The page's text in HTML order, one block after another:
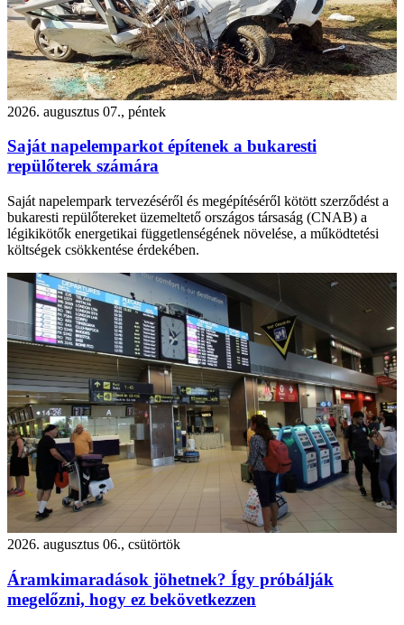
2026. augusztus 07., péntek
Saját napelemparkot építenek a bukaresti
repülőterek számára
Saját napelempark tervezéséről és megépítéséről kötött szerződést a
bukaresti repülőtereket üzemeltető országos társaság (CNAB) a
légikikötők energetikai függetlenségének növelése, a működtetési
költségek csökkentése érdekében.
2026. augusztus 06., csütörtök
Áramkimaradások jöhetnek? Így próbálják
megelőzni, hogy ez bekövetkezzen